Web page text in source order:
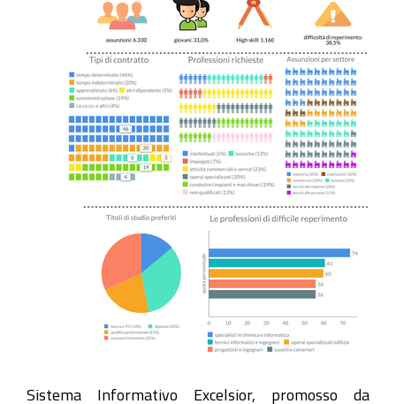
Sistema Informativo Excelsior, promosso da